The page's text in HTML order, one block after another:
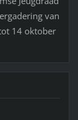
van
14 oktober